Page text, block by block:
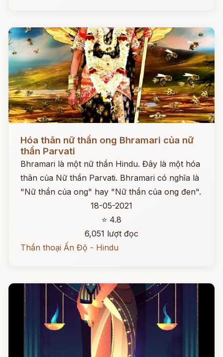
Hóa thân nữ thần ong Bhramari của nữ
thần Parvati
Bhramari là một nữ thần Hindu. Đây là một hóa
thân của Nữ thần Parvati. Bhramari có nghĩa là
"Nữ thần của ong" hay "Nữ thần của ong đen".
18-05-2021
⭐ 4.8
6,051 lượt đọc
Thần thoại Ấn Độ - Hindu